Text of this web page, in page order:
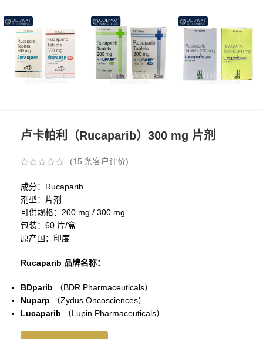
卢卡帕利（Rucaparib）300 mg 片剂
(15 条客户评价)
成分：Rucaparib
剂型：片剂
可供规格：200 mg / 300 mg
包装：60 片/盒
原产国：印度
Rucaparib 品牌名称：
BDparib
（BDR Pharmaceuticals）
Nuparp
（Zydus Oncosciences）
Lucaparib
（Lupin Pharmaceuticals）